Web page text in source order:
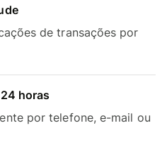
de transações por
horas
por telefone, e-mail ou